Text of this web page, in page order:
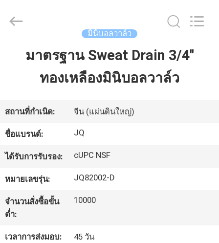
บ้าน
เกี่ยว
กับ
เรา
ทัวร์
โรงงาน
JinQuan
Copper
มินิบอลวาล์ว
มาตรฐาน Sweat Drain 3/4''
ทองเหลืองมินิบอลวาล์ว
สถานที่กำเนิด: จีน (แผ่นดินใหญ่)
ชื่อแบรนด์: JQ
ได้รับการรับรอง: cUPC NSF
หมายเลขรุ่น: JQ82002-D
จำนวนสั่งซื้อขั้น
ต่ำ:
10000
เวลาการส่งมอบ: 45 วัน